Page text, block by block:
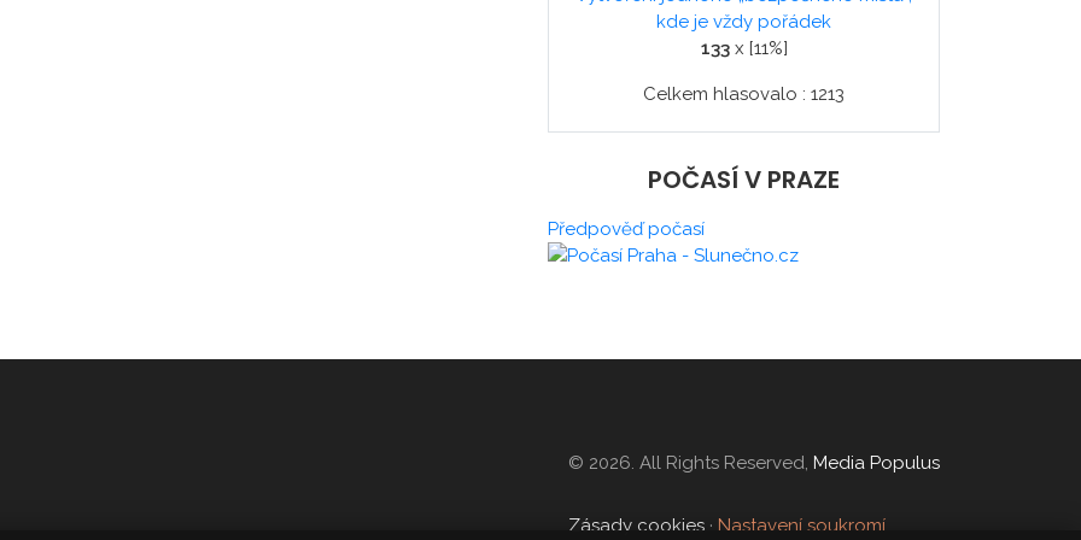
kde je vždy pořádek
133x [11%]
Celkem hlasovalo : 1213
POČASÍ V PRAZE
Předpověď počasí
© 2026. All Rights Reserved, Media Populus
Zásady cookies · Nastavení soukromí